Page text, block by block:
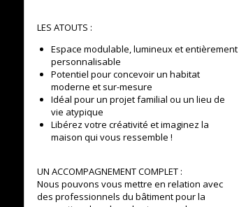
LES ATOUTS :
Espace modulable, lumineux et entièrement
personnalisable
Potentiel pour concevoir un habitat
moderne et sur-mesure
Idéal pour un projet familial ou un lieu de
vie atypique
Libérez votre créativité et imaginez la
maison qui vous ressemble !
UN ACCOMPAGNEMENT COMPLET :
Nous pouvons vous mettre en relation avec
des professionnels du bâtiment pour la